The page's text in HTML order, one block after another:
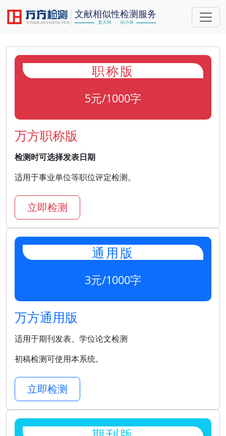
职称版
5元/1000字
万方职称版
检测时可选择发表日期
适用于事业单位等职位评定检测。
立即检测
通用版
3元/1000字
万方通用版
适用于期刊发表、学位论文检测
初稿检测可使用本系统。
立即检测